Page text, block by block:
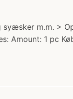
syæsker m.m. >
Amount: 1 pc